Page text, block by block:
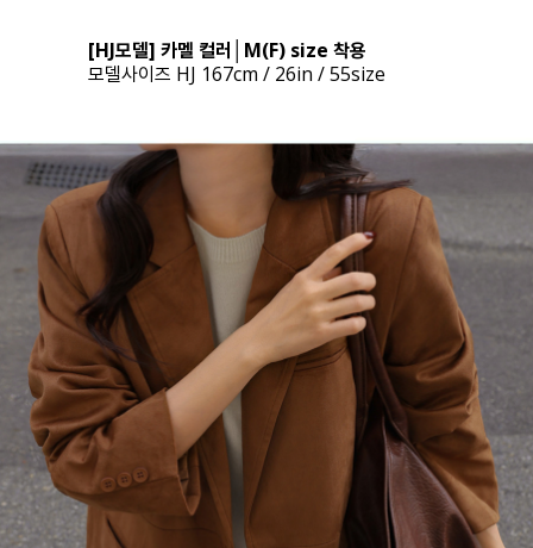
[HJ모델] 카멜 컬러│M(F) size 착용
모델사이즈 HJ 167cm / 26in / 55size